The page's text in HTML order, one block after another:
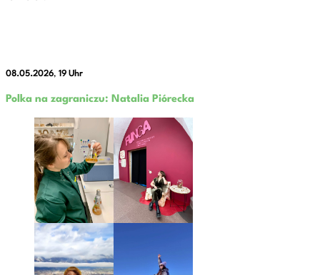
08.05.2026, 19 Uhr
Polka na zagraniczu: Natalia Piórecka